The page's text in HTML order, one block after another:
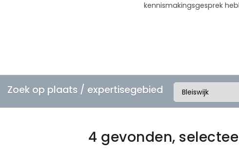
kennismakingsgesprek
Zoek op plaats / expertisegebied
4 gevonden,